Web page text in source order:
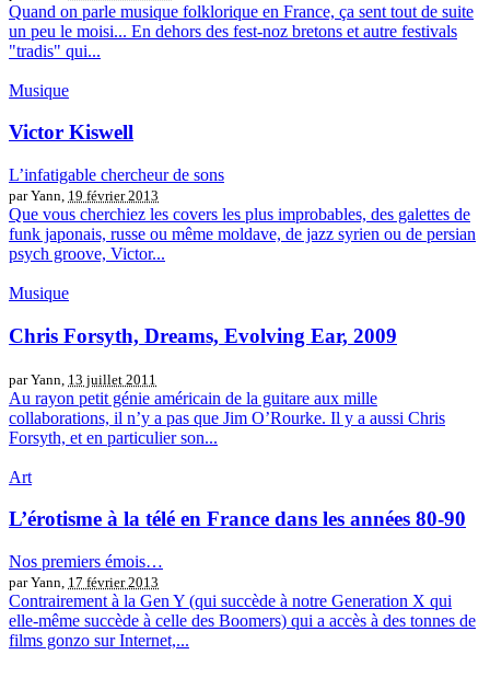
Quand on parle musique folklorique en France, ça sent tout de suite
un peu le moisi... En dehors des fest-noz bretons et autre festivals
"tradis" qui...
Musique
Victor Kiswell
L’infatigable chercheur de sons
par Yann, 19 février 2013
Que vous cherchiez les covers les plus improbables, des galettes de
funk japonais, russe ou même moldave, de jazz syrien ou de persian
psych groove, Victor...
Musique
Chris Forsyth, Dreams, Evolving Ear, 2009
par Yann, 13 juillet 2011
Au rayon petit génie américain de la guitare aux mille
collaborations, il n’y a pas que Jim O’Rourke. Il y a aussi Chris
Forsyth, et en particulier son...
Art
L’érotisme à la télé en France dans les années 80-90
Nos premiers émois…
par Yann, 17 février 2013
Contrairement à la Gen Y (qui succède à notre Generation X qui
elle-même succède à celle des Boomers) qui a accès à des tonnes de
films gonzo sur Internet,...